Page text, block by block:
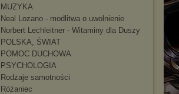
MUZYKA
Neal Lozano - modlitwa o uwolnienie
Norbert Lechleitner - Witaminy dla Duszy
POLSKA, ŚWIAT
POMOC DUCHOWA
PSYCHOLOGIA
Rodzaje samotności
Różaniec